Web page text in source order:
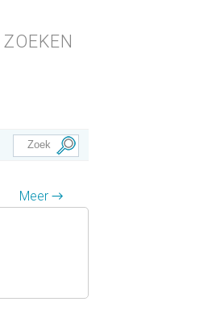
ZOEKEN
Meer →